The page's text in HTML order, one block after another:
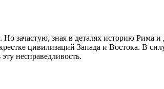
зачастую, зная в деталях историю Рима
цивилизаций Запада и Востока. В
несправедливость.